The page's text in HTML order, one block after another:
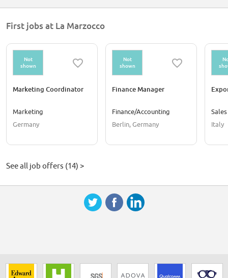
First jobs at La Marzocco
Not
shown
Marketing Coordinator
Marketing
Germany
Not
shown
Finance Manager
Finance/Accounting
Berlin, Germany
Sales
Italy
See all job offers (14) >